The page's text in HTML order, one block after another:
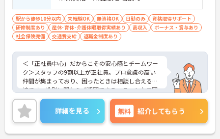
駅から徒歩10分以内 未経験OK 無資格OK 日勤のみ
資格取得サポート
研修制度あり
産休･育休･介護休暇取得実績あり 高収入
ボーナス・賞与あり
社会保険完備
交通費支給 退職金制度あり
＜「正社員中心」だからこその安心感とチームワー
ク＞スタッフの9割以上が正社員。プロ意識の高い
仲間が集まっており、困ったときは相談し合える環
境です。性別に関わらず活躍できるフラットな雰囲
気があります。
＜電動自転車でラクラク移動！身体への負担を軽減
＞会社から1人1台、専用の電動自転車が支給されま
す（一部例外あり）。お客様のご自宅への移動が快
適になるだけでなく、貸与された自転車での通勤も
詳細を見る 無料 紹介してもらう